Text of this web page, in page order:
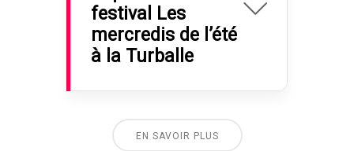
festival Les
mercredis de l’été
à la Turballe
EN SAVOIR PLUS